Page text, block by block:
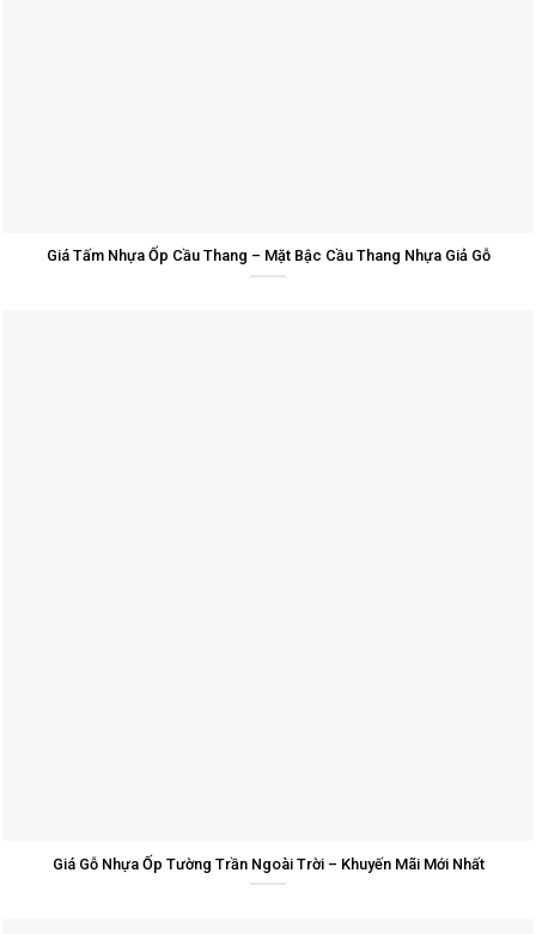
Giá Tấm Nhựa Ốp Cầu Thang – Mặt Bậc Cầu Thang Nhựa Giả Gỗ
Giá Gỗ Nhựa Ốp Tường Trần Ngoài Trời – Khuyến Mãi Mới Nhất